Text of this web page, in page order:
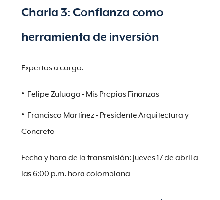
Charla 3: Confianza como
herramienta de inversión
Expertos a cargo:
Felipe Zuluaga - Mis Propias Finanzas
Francisco Martínez - Presidente Arquitectura y
Concreto
Fecha y hora de la transmisión: Jueves 17 de abril a
las 6:00 p.m. hora colombiana